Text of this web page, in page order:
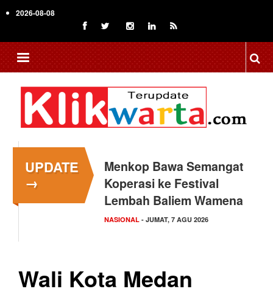
to
content
2026-08-08
UPDATE
→
Menkop Bawa Semangat
Koperasi ke Festival
Lembah Baliem Wamena
NASIONAL - JUMAT, 7 AGU 2026
Wali Kota Medan